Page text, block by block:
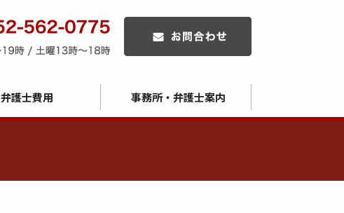
弁護士費用 事務所・弁護士案内